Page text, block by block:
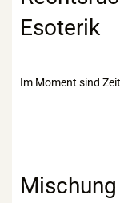
Esoterik
Im Moment sind